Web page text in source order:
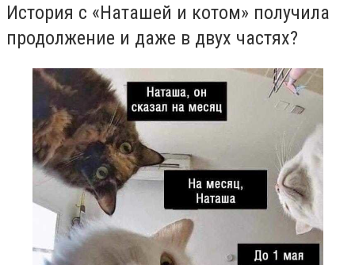
История с «Наташей и котом» получила
продолжение и даже в двух частях?